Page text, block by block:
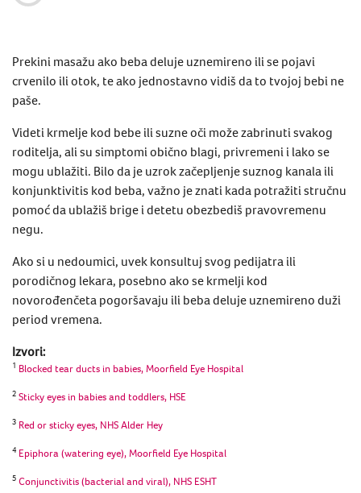
Prekini masažu ako beba deluje uznemireno ili se pojavi
crvenilo ili otok, te ako jednostavno vidiš da to tvojoj bebi ne
paše.
Videti krmelje kod bebe ili suzne oči može zabrinuti svakog
roditelja, ali su simptomi obično blagi, privremeni i lako se
mogu ublažiti. Bilo da je uzrok začepljenje suznog kanala ili ​​
konjunktivitis kod beba, važno je znati kada potražiti stručnu
pomoć da ublažiš brige i detetu obezbediš pravovremenu
negu.
Ako si u nedoumici, uvek konsultuj svog pedijatra ili
porodičnog lekara, posebno ako se krmelji kod
novorođenčeta pogoršavaju ili beba deluje uznemireno duži
period vremena.
Izvori:
1 Blocked tear ducts in babies, Moorfield Eye Hospital
2 Sticky eyes in babies and toddlers, HSE
3 Red or sticky eyes, NHS Alder Hey
4 Epiphora (watering eye), Moorfield Eye Hospital
5 Conjunctivitis (bacterial and viral), NHS ESHT